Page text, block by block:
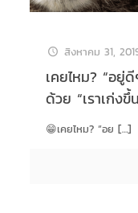
สิงหาคม 31,
เคยไหม? “อยู่
ด้วย “เราเก่ง
😁เคยไหม? “อย […]